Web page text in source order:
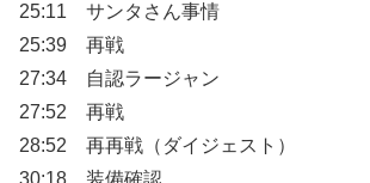
25:11 サンタさん事情
25:39 再戦
27:34 自認ラージャン
27:52 再戦
28:52 再再戦（ダイジェスト）